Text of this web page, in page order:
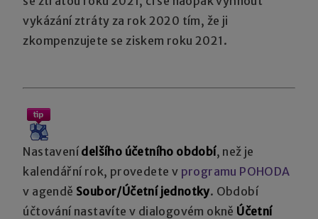
vykázání ztráty za rok 2020 tím, že ji
zkompenzujete se ziskem roku 2021.
Nastavení delšího účetního období, než je
kalendářní rok, provedete v programu POHODA
v agendě Soubor/Účetní jednotky. Období
účtování nastavíte v dialogovém okně Účetní